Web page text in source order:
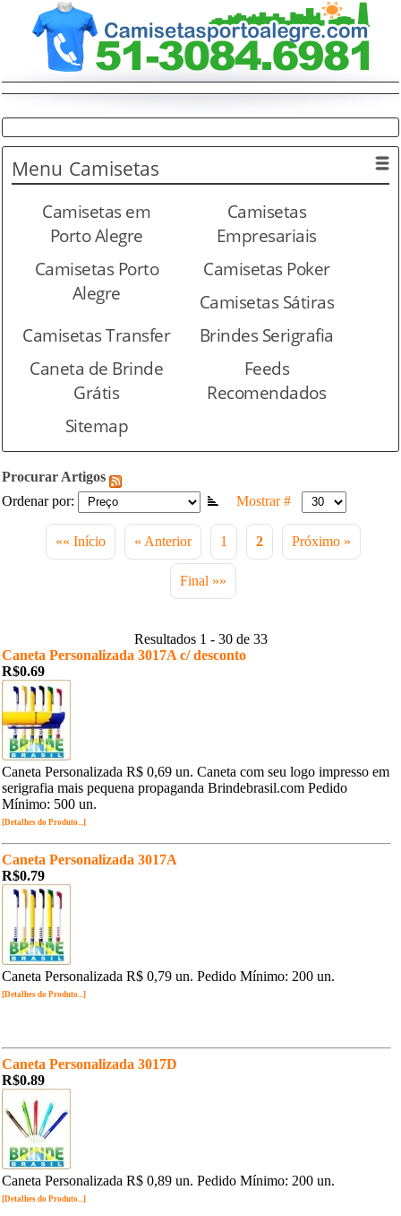
Menu Camisetas
Camisetas em
Porto Alegre
Camisetas
Empresariais
Camisetas Porto
Alegre
Camisetas Poker
Camisetas Sátiras
Camisetas Transfer
Brindes Serigrafia
Caneta de Brinde
Grátis
Feeds
Recomendados
Sitemap
Procurar Artigos
Ordenar por: Mostrar #
«« Início « Anterior 1 2 Próximo »
Final »»
Resultados 1 - 30 de 33
Caneta Personalizada 3017A c/ desconto
R$0.69
Caneta Personalizada R$ 0,69 un. Caneta com seu logo impresso em
serigrafia mais pequena propaganda Brindebrasil.com Pedido
Mínimo: 500 un.
[Detalhes do Produto...]
Caneta Personalizada 3017A
R$0.79
Caneta Personalizada R$ 0,79 un. Pedido Mínimo: 200 un.
[Detalhes do Produto...]
Caneta Personalizada 3017D
R$0.89
Caneta Personalizada R$ 0,89 un. Pedido Mínimo: 200 un.
[Detalhes do Produto...]